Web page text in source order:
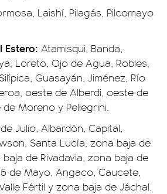
Laishí, Pilagás, Pilcomayo
Estero: Atamisqui, Banda,
Loreto, Ojo de Agua, Robles,
Guasayán, Jiménez, Río
oeste de Alberdi, oeste de
Moreno y Pellegrini.
Julio, Albardón, Capital,
Santa Lucía, zona baja de
de Rivadavia, zona baja de
de Mayo, Angaco, Caucete,
Fértil y zona baja de Jáchal.